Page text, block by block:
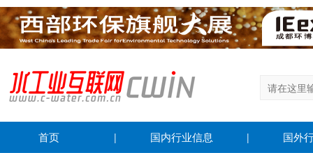
首页 | 国内行业信息 | 国外